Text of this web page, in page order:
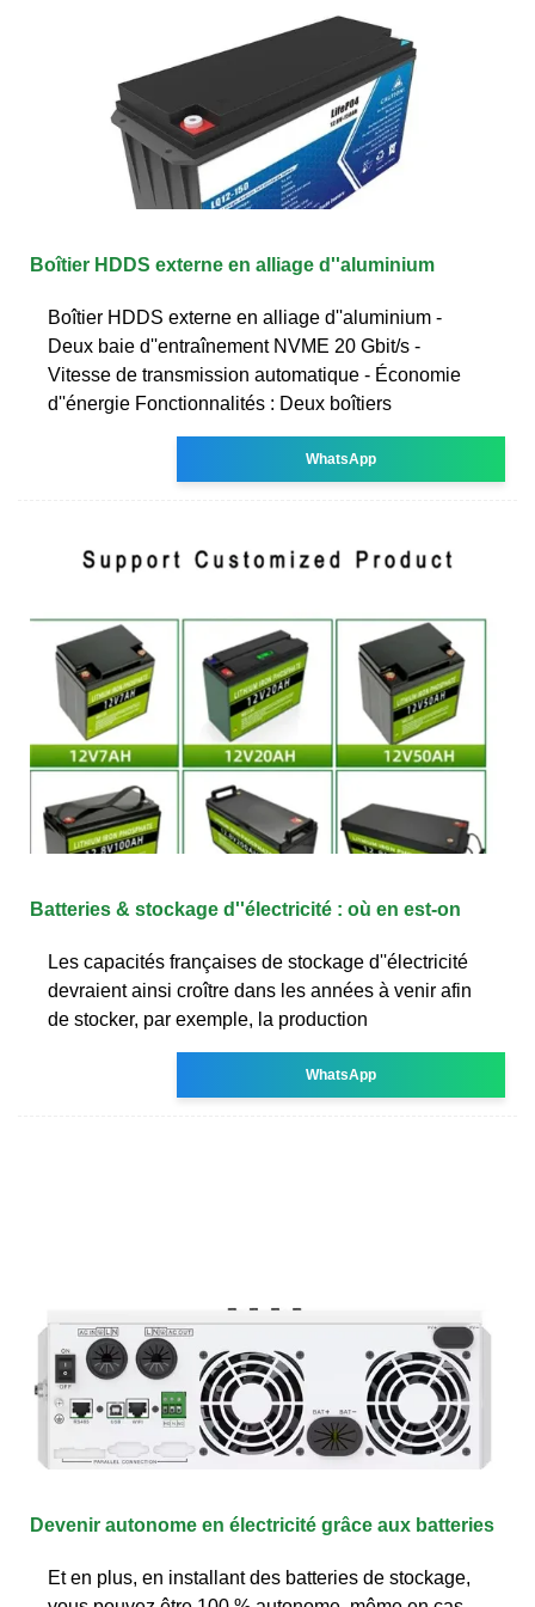
Boîtier HDDS externe en alliage d''aluminium
Boîtier HDDS externe en alliage d''aluminium -
Deux baie d''entraînement NVME 20 Gbit/s -
Vitesse de transmission automatique - Économie
d''énergie Fonctionnalités : Deux boîtiers
WhatsApp
Batteries & stockage d''électricité : où en est-on
Les capacités françaises de stockage d''électricité
devraient ainsi croître dans les années à venir afin
de stocker, par exemple, la production
WhatsApp
Devenir autonome en électricité grâce aux batteries
Et en plus, en installant des batteries de stockage,